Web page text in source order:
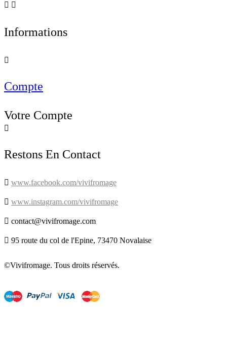
 
Informations

Compte
Votre Compte

Restons En Contact
 www.facebook.com/vivifromage
 www.instagram.com/vivifromage
 contact@vivifromage.com
 95 route du col de l'Epine, 73470 Novalaise
©Vivifromage. Tous droits réservés.